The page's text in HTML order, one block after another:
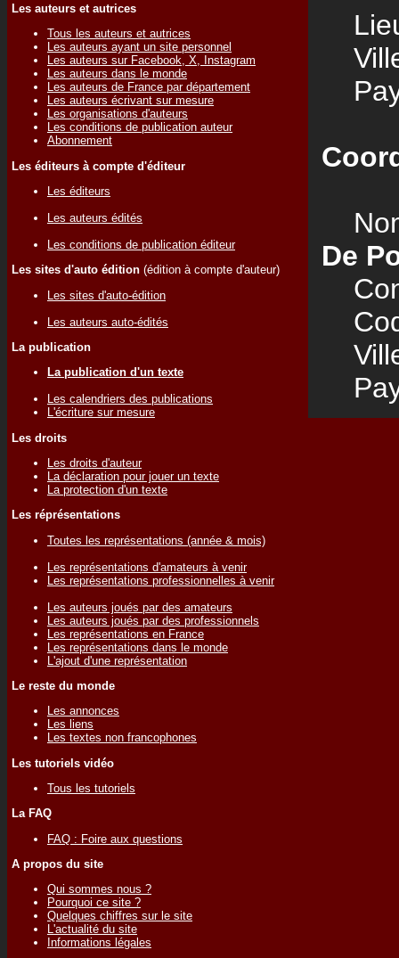
Les auteurs et autrices
Tous les auteurs et autrices
Les auteurs ayant un site personnel
Les auteurs sur Facebook, X, Instagram
Les auteurs dans le monde
Les auteurs de France par département
Les auteurs écrivant sur mesure
Les organisations d'auteurs
Les conditions de publication auteur
Abonnement
Les éditeurs à compte d'éditeur
Les éditeurs
Les auteurs édités
Les conditions de publication éditeur
Les sites d'auto édition (édition à compte d'auteur)
Les sites d'auto-édition
Les auteurs auto-édités
La publication
La publication d'un texte
Les calendriers des publications
L'écriture sur mesure
Les droits
Les droits d'auteur
La déclaration pour jouer un texte
La protection d'un texte
Les réprésentations
Toutes les représentations (année & mois)
Les représentations d'amateurs à venir
Les représentations professionnelles à venir
Les auteurs joués par des amateurs
Les auteurs joués par des professionnels
Les représentations en France
Les représentations dans le monde
L'ajout d'une représentation
Le reste du monde
Les annonces
Les liens
Les textes non francophones
Les tutoriels vidéo
Tous les tutoriels
La FAQ
FAQ : Foire aux questions
A propos du site
Qui sommes nous ?
Pourquoi ce site ?
Quelques chiffres sur le site
L'actualité du site
Informations légales
De